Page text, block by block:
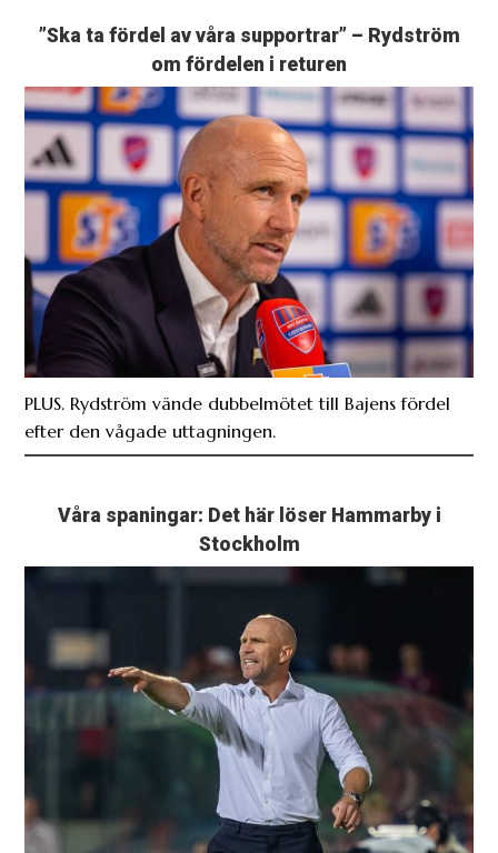
”Ska ta fördel av våra supportrar” – Rydström
om fördelen i returen
PLUS. Rydström vände dubbelmötet till Bajens fördel
efter den vågade uttagningen.
Våra spaningar: Det här löser Hammarby i
Stockholm